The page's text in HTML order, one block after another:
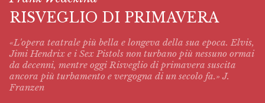
RISVEGLIO DI PRIMAVERA
«L'opera teatrale più bella e longeva della sua epoca. Elvis,
Jimi Hendrix e i Sex Pistols non turbano più nessuno ormai
da decenni, mentre oggi Risveglio di primavera suscita
ancora più turbamento e vergogna di un secolo fa.» J.
Franzen